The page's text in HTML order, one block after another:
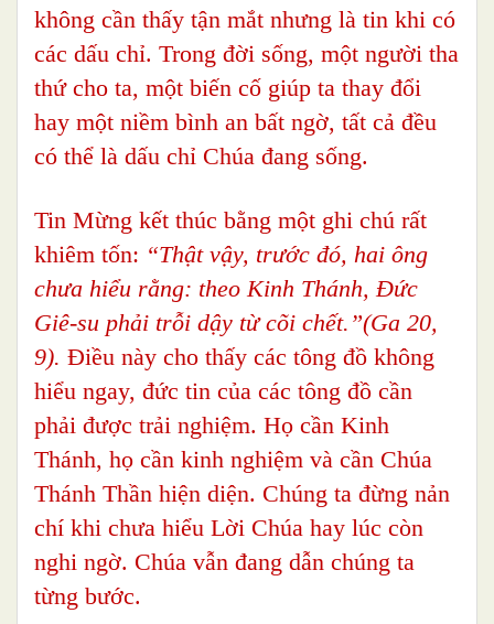
không cần thấy tận mắt nhưng là tin khi có
các dấu chỉ. Trong đời sống, một người tha
thứ cho ta, một biến cố giúp ta thay đổi
hay một niềm bình an bất ngờ, tất cả đều
có thể là dấu chỉ Chúa đang sống.
Tin Mừng kết thúc bằng một ghi chú rất
khiêm tốn: “Thật vậy, trước đó, hai ông
chưa hiểu rằng: theo Kinh Thánh, Đức
Giê-su phải trỗi dậy từ cõi chết.”(Ga 20,
9). Điều này cho thấy các tông đồ không
hiểu ngay, đức tin của các tông đồ cần
phải được trải nghiệm. Họ cần Kinh
Thánh, họ cần kinh nghiệm và cần Chúa
Thánh Thần hiện diện. Chúng ta đừng nản
chí khi chưa hiểu Lời Chúa hay lúc còn
nghi ngờ. Chúa vẫn đang dẫn chúng ta
từng bước.